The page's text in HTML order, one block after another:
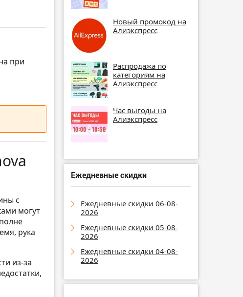
при
с
могут
рука
из-за
Новый промокод на
Алиэкспресс
Распродажа по
категориям на
Алиэкспресс
Час выгоды на
Алиэкспресс
Ежедневные скидки
Ежедневные скидки 06-08-
2026
Ежедневные скидки 05-08-
2026
Ежедневные скидки 04-08-
2026